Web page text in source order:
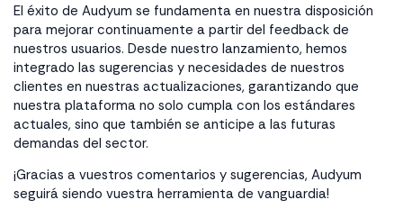
El éxito de Audyum se fundamenta en nuestra disposición
para mejorar continuamente a partir del feedback de
nuestros usuarios. Desde nuestro lanzamiento, hemos
integrado las sugerencias y necesidades de nuestros
clientes en nuestras actualizaciones, garantizando que
nuestra plataforma no solo cumpla con los estándares
actuales, sino que también se anticipe a las futuras
demandas del sector.
¡Gracias a vuestros comentarios y sugerencias, Audyum
seguirá siendo vuestra herramienta de vanguardia!